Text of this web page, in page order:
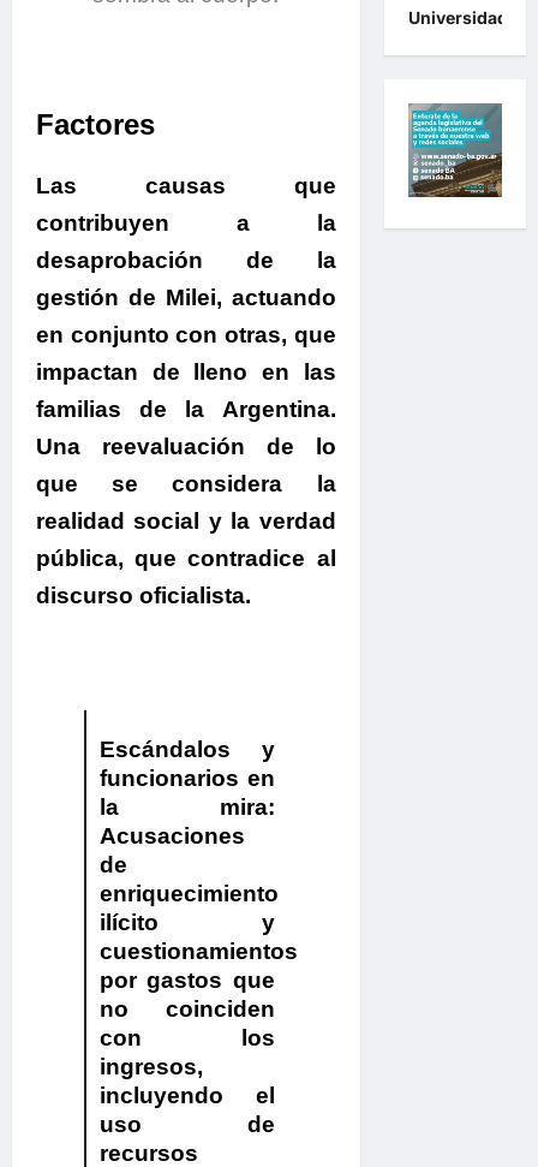
Factores
Las causas que
contribuyen a la
desaprobación de la
gestión de Milei, actuando
en conjunto con otras, que
impactan de lleno en las
familias de la Argentina.
Una reevaluación de lo
que se considera la
realidad social y la verdad
pública, que contradice al
discurso oficialista.
Escándalos y
funcionarios en
la mira:
Acusaciones
de
enriquecimiento
ilícito y
cuestionamientos
por gastos que
no coinciden
con los
ingresos,
incluyendo el
uso de
recursos
Universidades